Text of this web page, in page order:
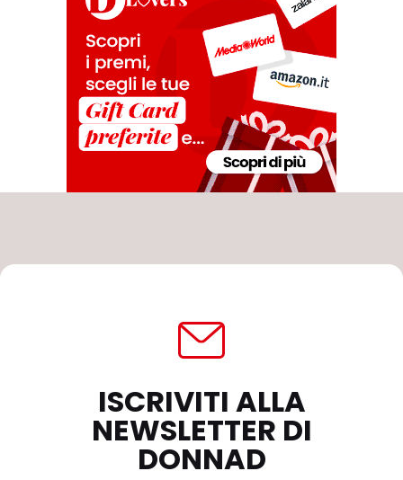
ISCRIVITI ALLA
NEWSLETTER DI
DONNAD